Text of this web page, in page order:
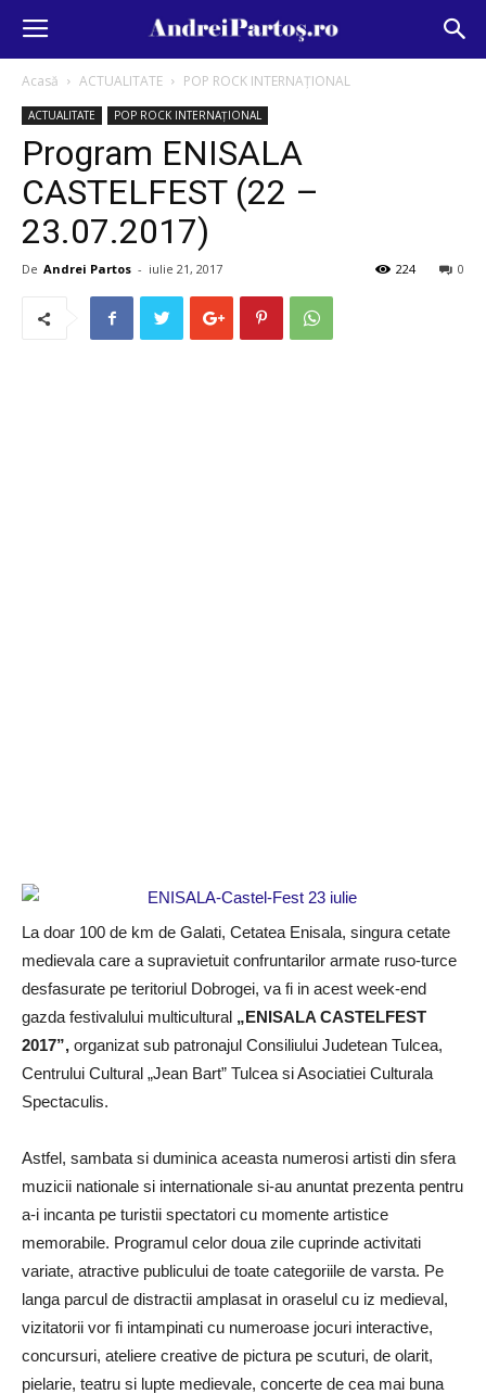
Acasă ACTUALITATE POP ROCK INTERNAȚIONAL
ACTUALITATE POP ROCK INTERNAȚIONAL
Program ENISALA
CASTELFEST (22 –
23.07.2017)
De Andrei Partos - iulie 21, 2017 0
224
La doar 100 de km de Galati, Cetatea Enisala, singura cetate
medievala care a supravietuit confruntarilor armate ruso-turce
desfasurate pe teritoriul Dobrogei, va fi in acest week-end
gazda festivalului multicultural „ENISALA CASTELFEST
2017”, organizat sub patronajul Consiliului Judetean Tulcea,
Centrului Cultural „Jean Bart” Tulcea si Asociatiei Culturala
Spectaculis.
Astfel, sambata si duminica aceasta numerosi artisti din sfera
muzicii nationale si internationale si-au anuntat prezenta pentru
a-i incanta pe turistii spectatori cu momente artistice
memorabile. Programul celor doua zile cuprinde activitati
variate, atractive publicului de toate categoriile de varsta. Pe
langa parcul de distractii amplasat in oraselul cu iz medieval,
vizitatorii vor fi intampinati cu numeroase jocuri interactive,
concursuri, ateliere creative de pictura pe scuturi, de olarit,
pielarie, teatru si lupte medievale, concerte de cea mai buna